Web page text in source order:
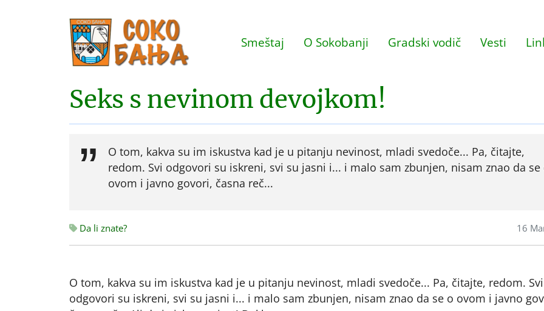
Smeštaj O Sokobanji Gradski vodič Vesti
Seks s nevinom devojkom!
O tom, kakva su im iskustva kad je u pitanju nevinost, mladi svedoče... Pa, čitajte,
redom. Svi odgovori su iskreni, svi su jasni i... i malo sam zbunjen, nisam znao da se
ovom i javno govori, časna reč...
Da li znate? 16
O tom, kakva su im iskustva kad je u pitanju nevinost, mladi svedoče... Pa, čitajte, redom. Svi
odgovori su iskreni, svi su jasni i... i malo sam zbunjen, nisam znao da se o ovom i javno